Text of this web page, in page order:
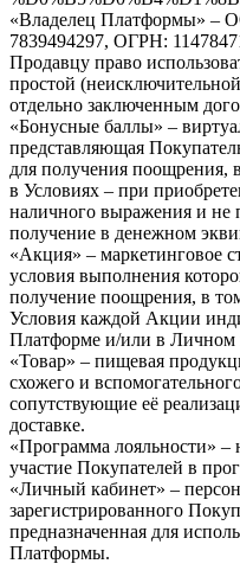
«Владелец Платформы» –
7839494297, ОГРН:
Продавцу право
простой
отдельно заключенным
«Бонусные баллы» –
представляющая
для получения поощрения,
в Условиях – при
наличного выражения и не
получение в денежном
«Акция» – маркетинговое
условия выполнения
получение поощрения, в
Условия каждой Акции
Платформе и/или в Личном
«Товар» – пищевая
схожего и
сопутствующие её
доставке.
«Программа лояльности» –
участие Покупателей в
«Личный кабинет» –
зарегистрированного
предназначенная для
Платформы.